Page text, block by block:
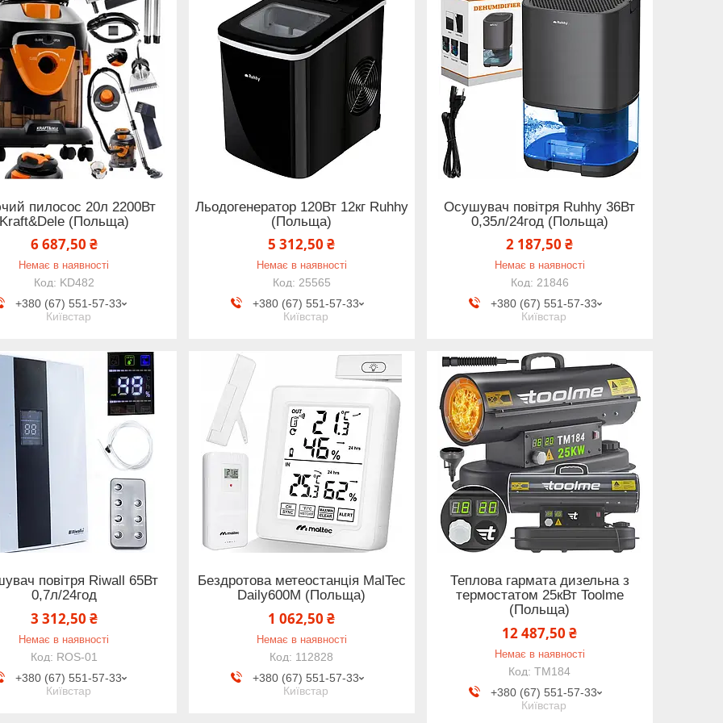
пилосос 20л 2200Вт
(Польща)
6 687,50 ₴
Немає в наявності
KD482
+380 (67) 551-57-33
Київстар
Льодогенератор 120Вт 12кг Ruhhy
(Польща)
5 312,50 ₴
Немає в наявності
25565
+380 (67) 551-57-33
Київстар
Осушувач повітря Ruhhy 36Вт
0,35л/24год (Польща)
2 187,50 ₴
Немає в наявності
21846
+380 (67) 551-57-33
Київстар
повітря Riwall 65Вт
0,7л/24год
3 312,50 ₴
Немає в наявності
ROS-01
+380 (67) 551-57-33
Київстар
Бездротова метеостанція MalTec
Daily600M (Польща)
1 062,50 ₴
Немає в наявності
112828
+380 (67) 551-57-33
Київстар
Теплова гармата дизельна з
термостатом 25кВт Toolme
(Польща)
12 487,50 ₴
Немає в наявності
TM184
+380 (67) 551-57-33
Київстар